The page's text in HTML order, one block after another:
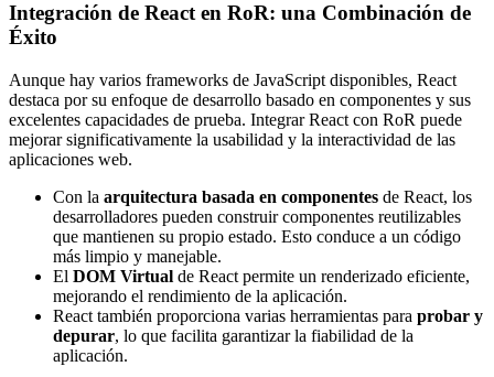
Integración de React en RoR: una Combinación de
Éxito
Aunque hay varios frameworks de JavaScript disponibles, React
destaca por su enfoque de desarrollo basado en componentes y sus
excelentes capacidades de prueba. Integrar React con RoR puede
mejorar significativamente la usabilidad y la interactividad de las
aplicaciones web.
Con la arquitectura basada en componentes de React, los
desarrolladores pueden construir componentes reutilizables
que mantienen su propio estado. Esto conduce a un código
más limpio y manejable.
El DOM Virtual de React permite un renderizado eficiente,
mejorando el rendimiento de la aplicación.
React también proporciona varias herramientas para probar y
depurar, lo que facilita garantizar la fiabilidad de la
aplicación.